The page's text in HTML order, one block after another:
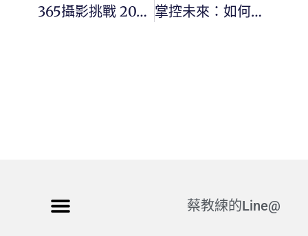
365攝影挑戰 20240818(日) 231/366 Day3134 掌控未來：如何輕鬆養成改變人生的好習慣
蔡教練的Line@